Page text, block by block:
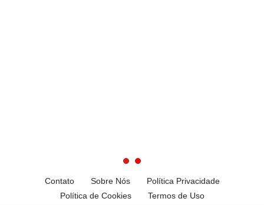
Contato Sobre Nós
Política Privacidade
Política de Cookies
Termos de Uso